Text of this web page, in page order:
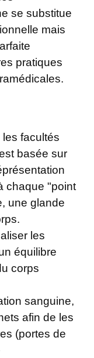
se substitue
mais
pratiques
facultés
basée sur
chaque "point
une glande
les
équilibre
corps
sanguine,
afin de les
(portes de